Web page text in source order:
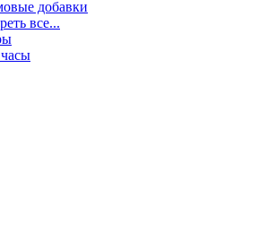
добавки
все...